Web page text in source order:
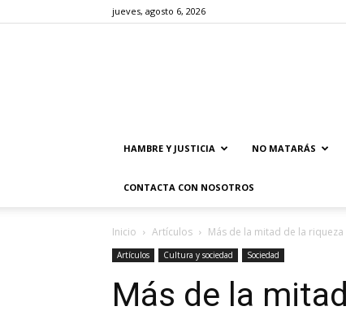
jueves, agosto 6, 2026
HAMBRE Y JUSTICIA NO MATARÁS
CONTACTA CON NOSOTROS
Inicio Artículos Más de la mitad de la
Artículos Cultura y sociedad Sociedad
Más de la